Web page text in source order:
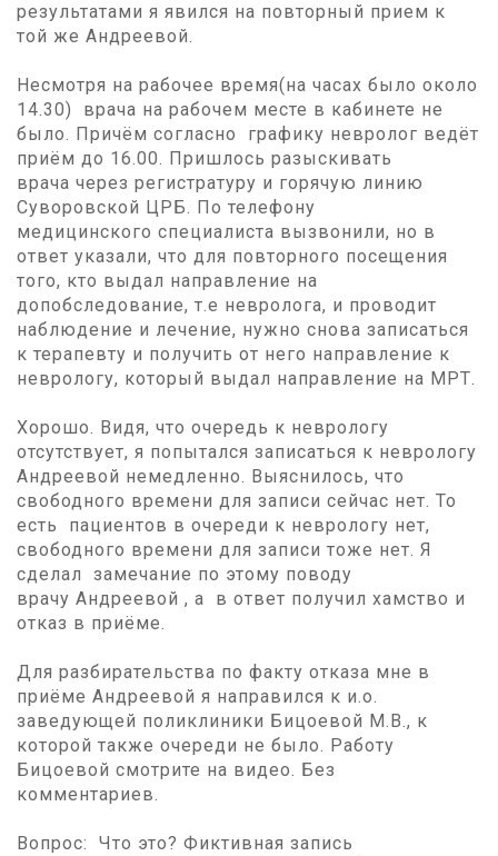
результатами я явился на повторный прием к
той же Андреевой.
Несмотря на рабочее время(на часах было около
14.30) врача на рабочем месте в кабинете не
было. Причём согласно графику невролог ведёт
приём до 16.00. Пришлось разыскивать
врача через регистратуру и горячую линию
Суворовской ЦРБ. По телефону
медицинского специалиста вызвонили, но в
ответ указали, что для повторного посещения
того, кто выдал направление на
допобследование, т.е невролога, и проводит
наблюдение и лечение, нужно снова записаться
к терапевту и получить от него направление к
неврологу, который выдал направление на МРТ.
Хорошо. Видя, что очередь к неврологу
отсутствует, я попытался записаться к неврологу
Андреевой немедленно. Выяснилось, что
свободного времени для записи сейчас нет. То
есть пациентов в очереди к неврологу нет,
свободного времени для записи тоже нет. Я
сделал замечание по этому поводу
врачу Андреевой , а в ответ получил хамство и
отказ в приёме.
Для разбирательства по факту отказа мне в
приёме Андреевой я направился к и.о.
заведующей поликлиники Бицоевой М.В., к
которой также очереди не было. Работу
Бицоевой смотрите на видео. Без
комментариев.
Вопрос: Что это? Фиктивная запись